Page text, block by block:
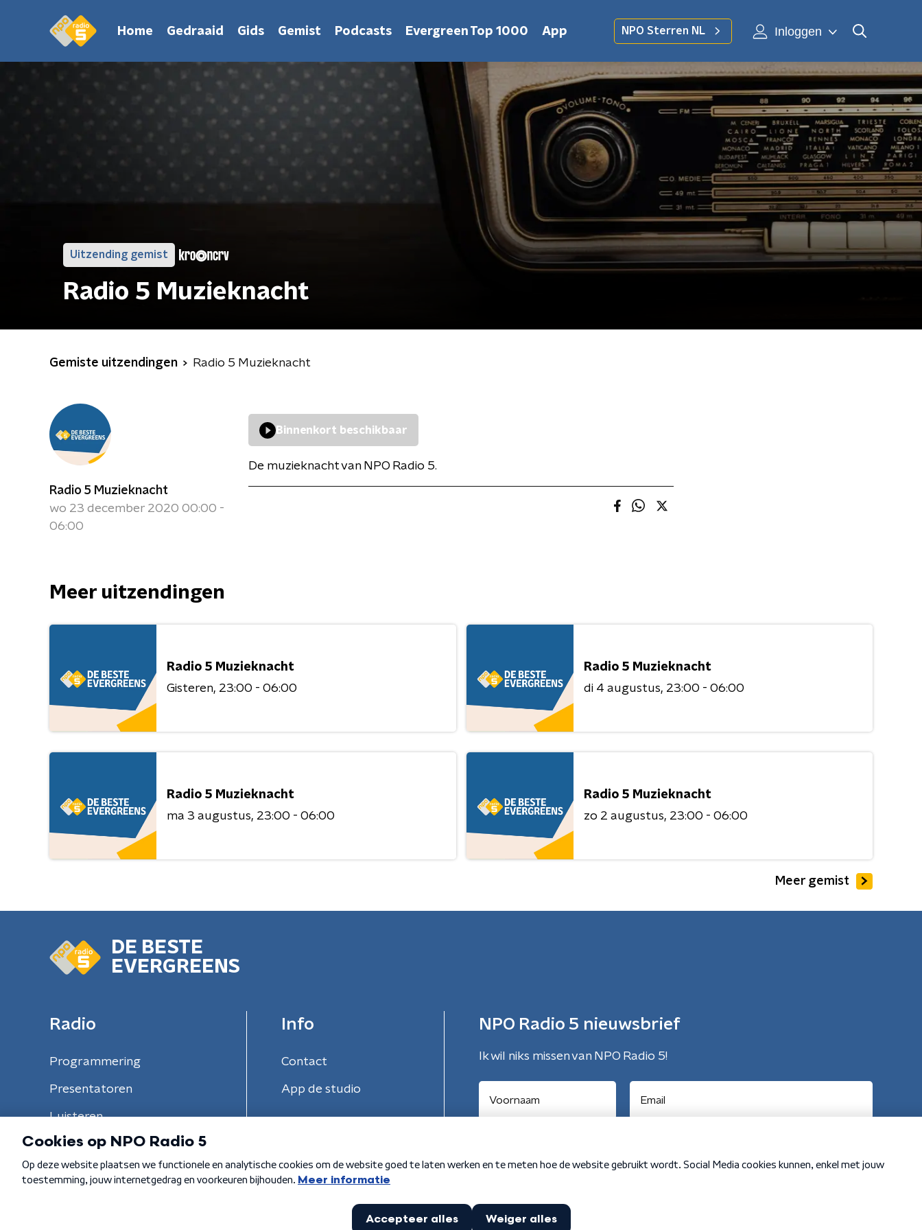
Home Gedraaid Gids Gemist Podcasts Evergreen Top 1000 App NPO Sterren NL Inloggen
Uitzending gemist
Radio 5 Muzieknacht
Gemiste uitzendingen Radio 5 Muzieknacht
Radio 5 Muzieknacht
wo 23 december 2020 00:00 -
06:00
Binnenkort beschikbaar
De muzieknacht van NPO Radio 5.
Meer uitzendingen
Radio 5 Muzieknacht
Gisteren 23:00 - 06:00
Radio 5 Muzieknacht
di 4 augustus 23:00 - 06:00
Radio 5 Muzieknacht
ma 3 augustus 23:00 - 06:00
Radio 5 Muzieknacht
zo 2 augustus 23:00 - 06:00
Meer gemist
DE BESTE
EVERGREENS
Radio
Programmering
Presentatoren
Luisteren
Info
Contact
App de studio
NPO Radio 5 nieuwsbrief
Ik wil niks missen van NPO Radio 5!
Algemene voorwaarden Privacybeleid